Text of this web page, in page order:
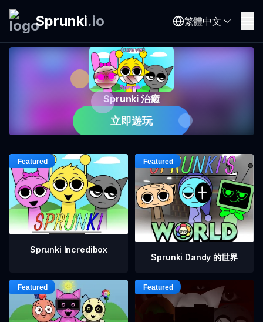
Sprunki.io 繁體中文
Sprunki 治癒
立即遊玩
Sprunki Incredibox
Sprunki Dandy 的世界